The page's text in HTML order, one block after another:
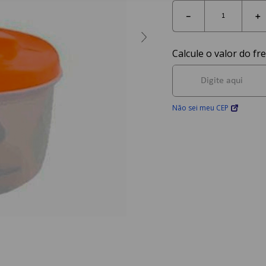
＋
－
Não sei meu CEP